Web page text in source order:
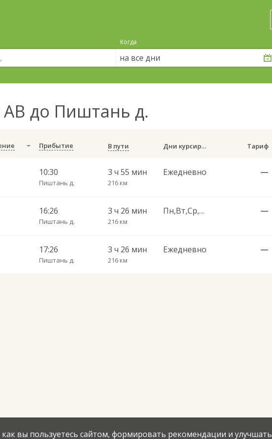
Когда
на все дни
АВ до Пиштань д.
Прибытие В пути Дни курсирования Тариф
10:30
Пиштань д.
3 ч 55 мин
216 км
Ежедневно —
16:26
Пиштань д.
3 ч 26 мин
216 км
Пн,Вт,Ср,Чт,Пт —
17:26
Пиштань д.
3 ч 26 мин
216 км
Ежедневно —
вы пользуетесь сайтом, формировать рекомендации и улучшать